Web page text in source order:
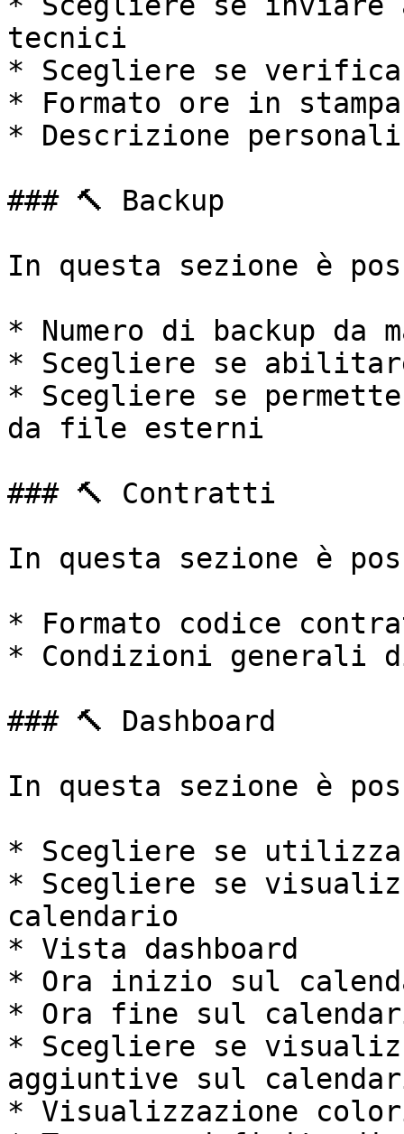
tecnici
* Scegliere se
* Formato ore in stampa
* Descrizione
### 🔨 Backup
In questa sezione è
* Numero di backup da
* Scegliere se
* Scegliere se
da file esterni
### 🔨 Contratti
In questa sezione è
* Formato codice
* Condizioni
### 🔨 Dashboard
In questa sezione è
* Scegliere se
* Scegliere se
calendario
* Vista dashboard
* Ora inizio sul
* Ora fine sul
* Scegliere se
aggiuntive sul
* Visualizzazione